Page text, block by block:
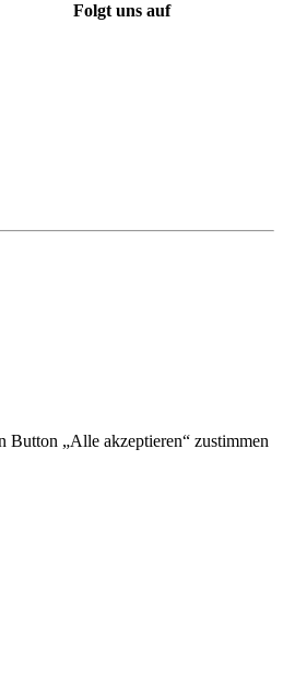
Folgt uns auf
Button „Alle akzeptieren“ zustimmen